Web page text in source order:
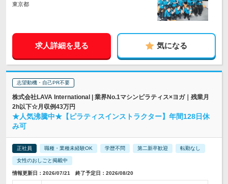
東京都
求人詳細を見る 気になる
志望動機・自己PR不要
株式会社LAVA International | 業界No.1マシンピラティス×ヨガ｜残業月
2h以下☆月収例43万円
★人気沸騰中★【ピラティスインストラクター】年間128日休
み可
正社員 職種・業種未経験OK 学歴不問 第二新卒歓迎 転勤なし
女性のおしごと掲載中
情報更新日：2026/07/21 終了予定日：2026/08/20